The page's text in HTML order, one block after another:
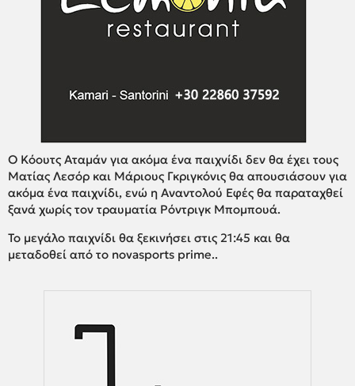
Ο Κόουτς Αταμάν για ακόμα ένα παιχνίδι δεν θα έχει τους
Ματίας Λεσόρ και Μάριους Γκριγκόνις θα απουσιάσουν για
ακόμα ένα παιχνίδι, ενώ η Αναντολού Εφές θα παραταχθεί
ξανά χωρίς τον τραυματία Ρόντριγκ Μπομπουά.
Το μεγάλο παιχνίδι θα ξεκινήσει στις 21:45 και θα
μεταδοθεί από το novasports prime..